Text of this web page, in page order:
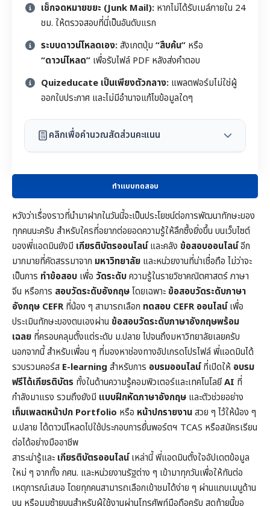
เช็กจดหมายขยะ (Junk Mail): หากไม่ได้รับเมล์ภายใน 24
ชม. ให้ตรวจสอบที่นี่เป็นอันดับแรก
ระบบดาวน์โหลดเอง:สังเกตปุ่ม “สืบค้น” หรือ
“ดาวน์โหลด” เพื่อรับไฟล์ PDF หลังส่งคำตอบ
Quizeducate เป็นเพียงตัวกลาง: แพลตฟอร์มไม่ใช่ผู้
ออกใบประกาศ และไม่มีอำนาจแก้ไขข้อมูลใดๆ
คลิกเพื่อคำนวณสัดส่วนคะแนน
ทำแบบทดสอบ
หวังว่าเรื่องราวที่นำมาฝากในวันนี้จะเป็นประโยชน์ต่อการพัฒนาทักษะของ
ทุกคนนะครับ สำหรับใครที่อยากต่อยอดความรู้ให้ลึกซึ้งยิ่งขึ้น บนเว็บไซต์
ของพี่แอดมินยังมี เกียรติบัตรออนไลน์และคลัง ข้อสอบออนไลน์อีก
มากมายที่คัดสรรมาจาก มหาวิทยาลัย และหน่วยงานที่น่าเชื่อถือ ไม่ว่าจะ
เป็นการ ทำข้อสอบ เพื่อ วัดระดับความรู้ในรายวิชาคณิตศาสตร์ภาษา
จีน หรือการ สอบวัดระดับอังกฤษโดยเฉพาะข้อสอบวัดระดับภาษา
อังกฤษ CEFRที่น้อง ๆ สามารถเลือก ทดสอบ CEFR ออนไลน์เพื่อ
ประเมินทักษะของตนเองผ่าน ข้อสอบวัดระดับภาษาอังกฤษพร้อม
เฉลย ที่ครอบคลุมตั้งแต่ระดับ ม.ปลาย ไปจนถึงมหาวิทยาลัยเลยครับ
นอกจากนี้ สำหรับเพื่อน ๆ ที่มองหาช่องทางอัปเกรดโปรไฟล์ พี่แอดมินได้
รวบรวมคอร์ส E-learning สำหรับการ อบรมออนไลน์ที่เปิดให้ อบรม
ฟรีได้เกียรติบัตร ทั้งในด้านความรู้คอมพิวเตอร์และเทคโนโลยีAI ที่
กำลังมาแรง รวมถึงยังมี แบบฝึกหัดภาษาอังกฤษ และตัวช่วยอย่าง
เท็มเพลตหน้าปก Portfolio หรือ หน้าปกรายงานสวย ๆ ไว้ให้น้อง ๆ
ม.ปลาย ได้ดาวน์โหลดไปใช้ประกอบการยื่นพอร์ตฯ TCAS หรือสมัครเรียน
ต่อได้อย่างมืออาชีพ
สาระน่ารู้และ เกียรติบัตรออนไลน์เหล่านี้ พี่แอดมินตั้งใจอัปเดตข้อมูล
ใหม่ ๆ จากทั้ง กศน. และหน่วยงานรัฐต่าง ๆ เข้ามาทุกวันเพื่อให้ทันต่อ
เหตุการณ์เสมอ โดยทุกคนสามารถเลือกเข้าชมได้ง่าย ๆ ผ่านแถบเมนูด้าน